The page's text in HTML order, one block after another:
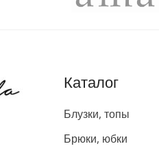
Каталог
Блузки, топы
Брюки, юбки